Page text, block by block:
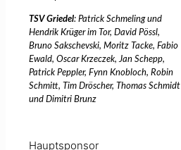
TSV Griedel: Patrick Schmeling und
Hendrik Krüger im Tor, David Pössl,
Bruno Sakschevski, Moritz Tacke, Fabio
Ewald, Oscar Krzeczek, Jan Schepp,
Patrick Peppler, Fynn Knobloch, Robin
Schmitt, Tim Dröscher, Thomas Schmidt
und Dimitri Brunz
Hauptsponsor